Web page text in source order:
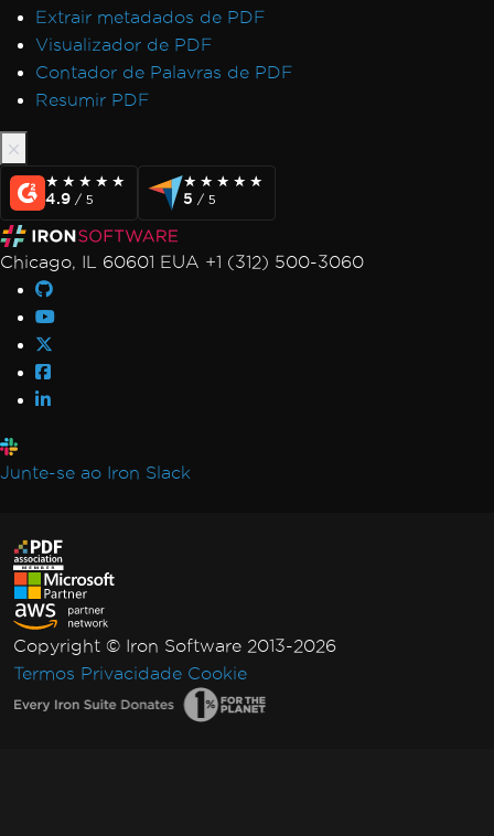
Extrair metadados de PDF
Visualizador de PDF
Contador de Palavras de PDF
Resumir PDF
★★★★★
★★★★★
4.9 / 5
★★★★★
★★★★★
5 / 5
Chicago, IL 60601 EUA +1 (312) 500-3060
Junte-se ao Iron Slack
Copyright © Iron Software 2013-2026
Termos Privacidade Cookie